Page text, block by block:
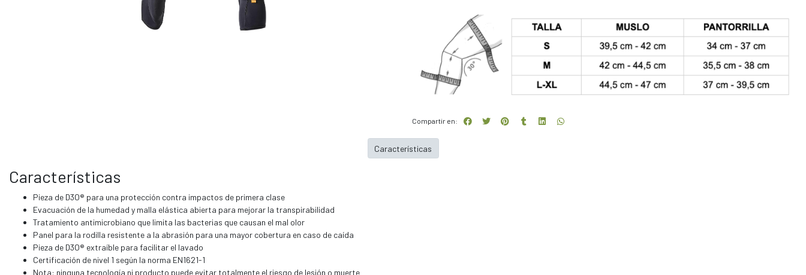
Compartir en:
Características
Pieza de D3O® para una protección contra impactos de primera clase
Evacuación de la humedad y malla elástica abierta para mejorar la transpirabilidad
Tratamiento antimicrobiano que limita las bacterias que causan el mal olor
Panel para la rodilla resistente a la abrasión para una mayor cobertura en caso de caída
Pieza de D3O® extraíble para facilitar el lavado
Certificación de nivel 1 según la norma EN1621-1
Nota: ninguna tecnología ni producto puede evitar totalmente el riesgo de lesión o muerte
Características